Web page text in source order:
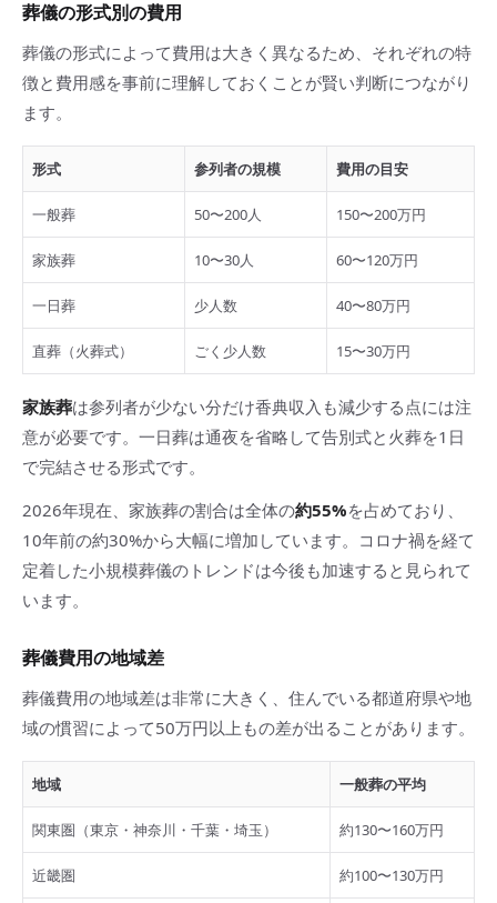
葬儀の形式別の費用
葬儀の形式によって費用は大きく異なるため、それぞれの特
徴と費用感を事前に理解しておくことが賢い判断につながり
ます。
形式 参列者の規模 費用の目安
一般葬 50〜200人 150〜200万円
家族葬 10〜30人 60〜120万円
一日葬 少人数 40〜80万円
直葬（火葬式） ごく少人数 15〜30万円
家族葬は参列者が少ない分だけ香典収入も減少する点には注
意が必要です。一日葬は通夜を省略して告別式と火葬を1日
で完結させる形式です。
2026年現在、家族葬の割合は全体の約55%を占めており、
10年前の約30%から大幅に増加しています。コロナ禍を経て
定着した小規模葬儀のトレンドは今後も加速すると見られて
います。
葬儀費用の地域差
葬儀費用の地域差は非常に大きく、住んでいる都道府県や地
域の慣習によって50万円以上もの差が出ることがあります。
地域 一般葬の平均
関東圏（東京・神奈川・千葉・埼玉） 約130〜160万円
近畿圏 約100〜130万円